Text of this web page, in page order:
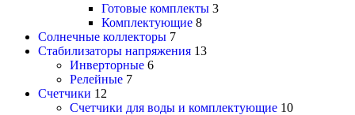
Готовые комплекты 3
Комплектующие 8
Солнечные коллекторы 7
Стабилизаторы напряжения 13
Инверторные 6
Релейные 7
Счетчики 12
Счетчики для воды и комплектующие 10